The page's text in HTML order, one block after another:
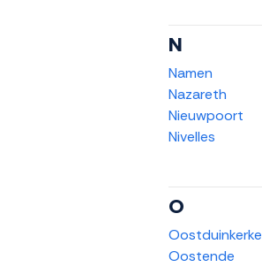
N
Namen
Nazareth
Nieuwpoort
Nivelles
O
Oostduinkerke
Oostende